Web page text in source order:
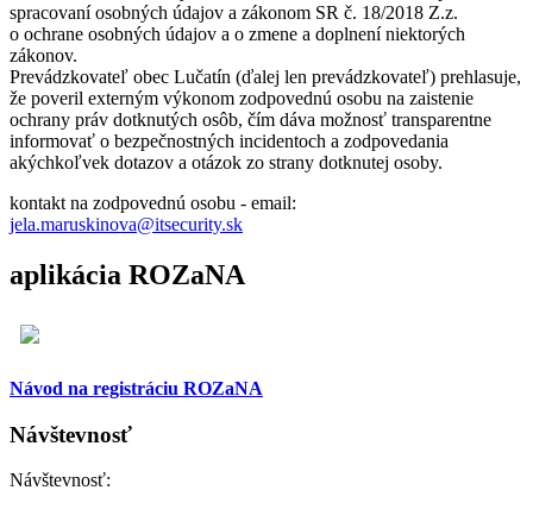
spracovaní osobných údajov a zákonom SR č. 18/2018 Z.z.
o ochrane osobných údajov a o zmene a doplnení niektorých
zákonov.
Prevádzkovateľ obec Lučatín (ďalej len prevádzkovateľ) prehlasuje,
že poveril externým výkonom zodpovednú osobu na zaistenie
ochrany práv dotknutých osôb, čím dáva možnosť transparentne
informovať o bezpečnostných incidentoch a zodpovedania
akýchkoľvek dotazov a otázok zo strany dotknutej osoby.
kontakt na zodpovednú osobu - email:
jela.maruskinova@itsecurity.sk
aplikácia ROZaNA
Návod na registráciu ROZaNA
Návštevnosť
Návštevnosť: